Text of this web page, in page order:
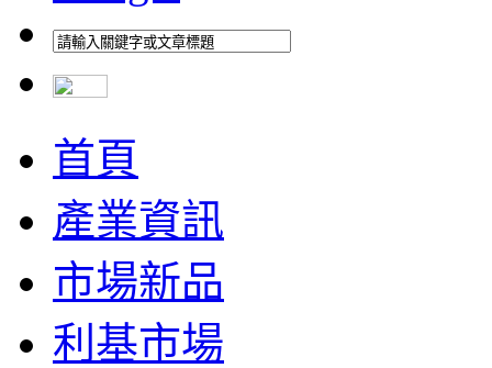
首頁
產業資訊
市場新品
利基市場